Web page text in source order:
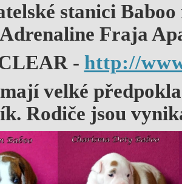
stanici
Fraja
- http://
velké
Rodiče jsou